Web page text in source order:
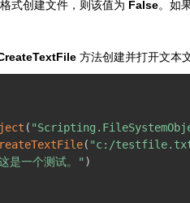
式创建文件，则该值为 False。如
方法创建并打开文本
(
( "c:/
是一个测试。" )